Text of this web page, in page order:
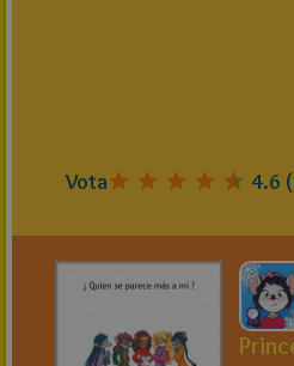
Vota 4.6 (